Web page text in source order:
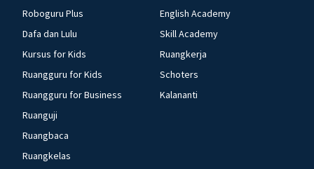
Roboguru Plus
Dafa dan Lulu
Kursus for Kids
Ruangguru for Kids
Ruangguru for Business
Ruanguji
Ruangbaca
Ruangkelas
English Academy
Skill Academy
Ruangkerja
Schoters
Kalananti